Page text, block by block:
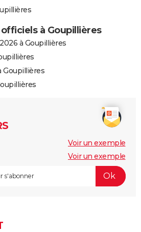
à Goupillières
à Goupillières
Goupillières
Voir un exemple
Voir un exemple